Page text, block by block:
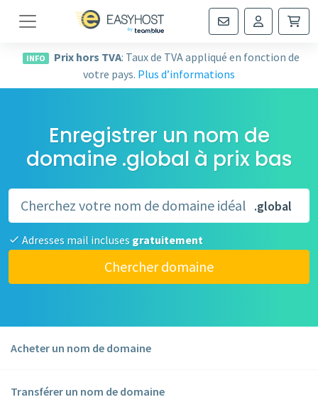
Navigation
INFO Prix hors TVA: Taux de TVA appliqué en fonction de
votre pays. Plus d’informations
Enregistrer un nom de
domaine .global à prix bas
.global
Adresses mail incluses gratuitement
Chercher domaine
Acheter un nom de domaine
Transférer un nom de domaine